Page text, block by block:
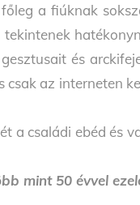
a fiúknak
és
az interneten
a családi ebéd és
mint 50 évvel